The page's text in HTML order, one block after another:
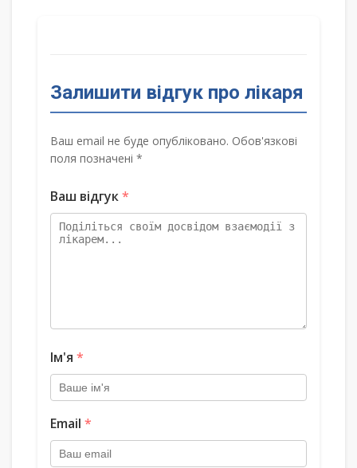
Залишити відгук про лікаря
Ваш email не буде опубліковано. Обов'язкові
поля позначені *
Ваш відгук*
Ім'я *
Email *